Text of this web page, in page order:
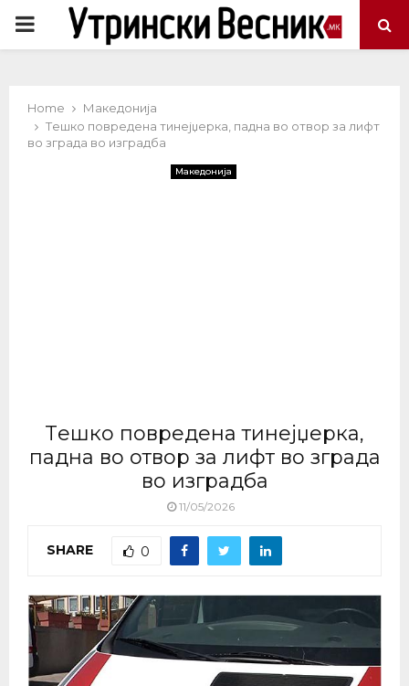
PRIMARY
Home
Македонија
Tешко повредена тинејџерка, падна во отвор за лифт
во зграда во изградба
Македонија
Tешко повредена тинејџерка,
падна во отвор за лифт во зграда
во изградба
11/05/2026
SHARE 0